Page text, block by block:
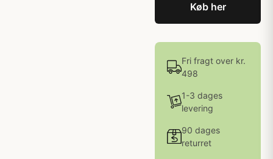
Køb her
Fri fragt over kr.
498
1-3 dages
levering
90 dages
returret